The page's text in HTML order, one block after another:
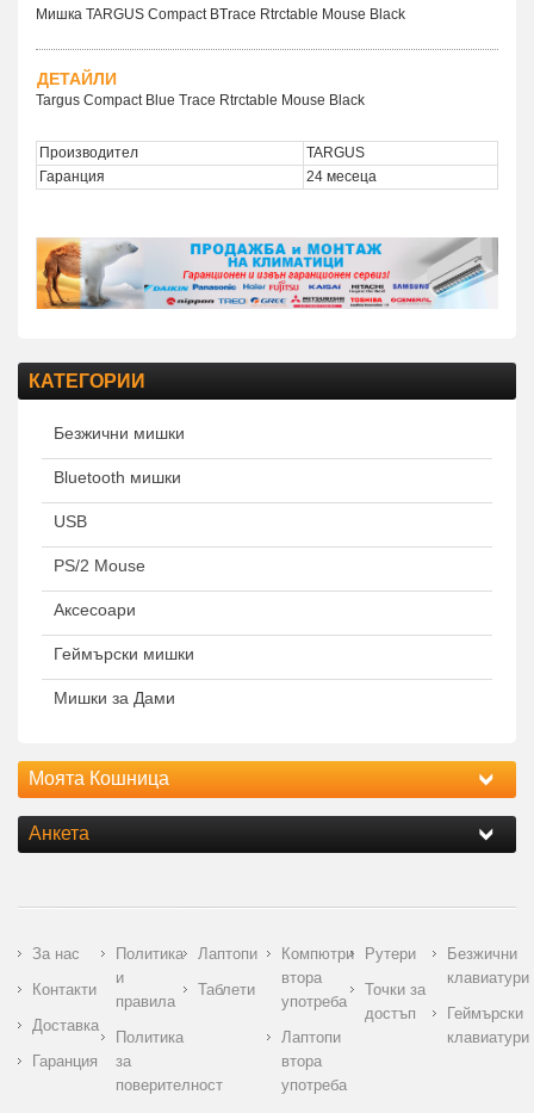
Мишка TARGUS Compact BTrace Rtrctable Mouse Black
ДЕТАЙЛИ
Targus Compact Blue Trace Rtrctable Mouse Black
Производител
TARGUS
Гаранция
24 месеца
КАТЕГОРИИ
Безжични мишки
Bluetooth мишки
USB
PS/2 Mouse
Аксесоари
Геймърски мишки
Мишки за Дами
Моята Кошница
Анкета
За нас
Контакти
Доставка
Гаранция
Политика
и
правила
Политика
за
поверителност
Лаптопи
Таблети
Компютри
втора
употреба
Лаптопи
втора
употреба
Рутери
Точки за
достъп
Безжични
клавиатури
Геймърски
клавиатури